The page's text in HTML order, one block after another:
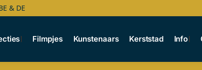
& DE
Filmpjes Kunstenaars Kerststad Info